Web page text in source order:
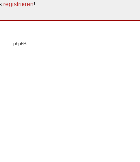
registrieren!
phpBB